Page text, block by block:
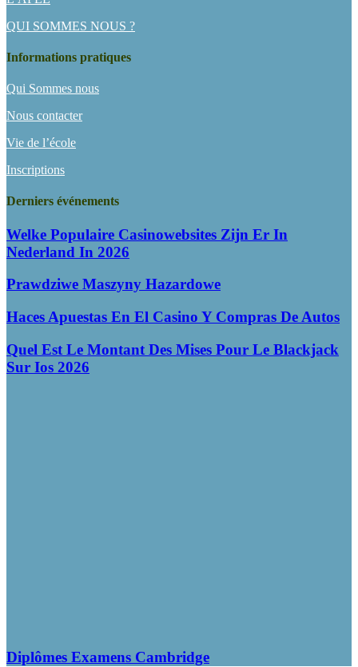
QUI SOMMES NOUS ?
Informations pratiques
Qui Sommes nous
Nous contacter
Vie de l’école
Inscriptions
Derniers événements
Welke Populaire Casinowebsites Zijn Er In
Nederland In 2026
Prawdziwe Maszyny Hazardowe
Haces Apuestas En El Casino Y Compras De Autos
Quel Est Le Montant Des Mises Pour Le Blackjack
Sur Ios 2026
Diplômes Examens Cambridge